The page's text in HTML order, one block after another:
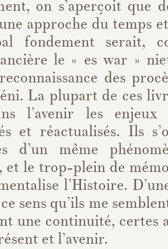
on s’aperçoit que
approche du temps
fondement serait,
le « es war »
des
La plupart de ces
l’avenir les
et réactualisés. Ils
d’un même
et le trop-plein de
l’Histoire.
ce sens qu’ils me
une continuité, certes
et l’avenir.